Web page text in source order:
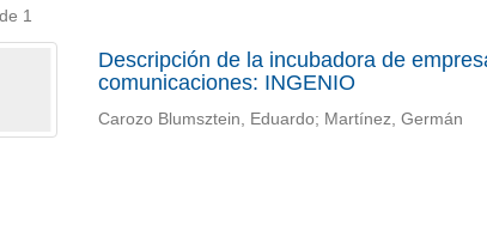
1
Descripción de la incubadora de
comunicaciones: INGENIO
Carozo Blumsztein, Eduardo; Martínez, Germán